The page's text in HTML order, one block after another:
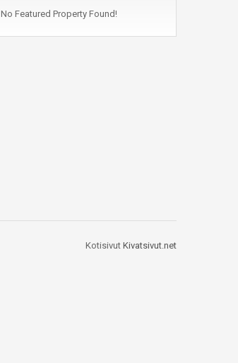
No Featured Property Found!
Kotisivut Kivatsivut.net